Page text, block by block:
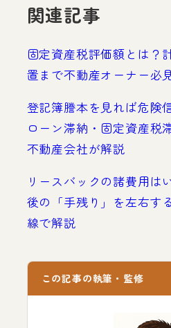
関連記事
固定資産税評価額とは？
置まで不動産オーナー必
登記簿謄本を見れば危険
ローン滞納・固定資産税
不動産会社が解説
リースバックの諸費用は
後の「手残り」を左右す
線で解説
この記事の執筆・監修